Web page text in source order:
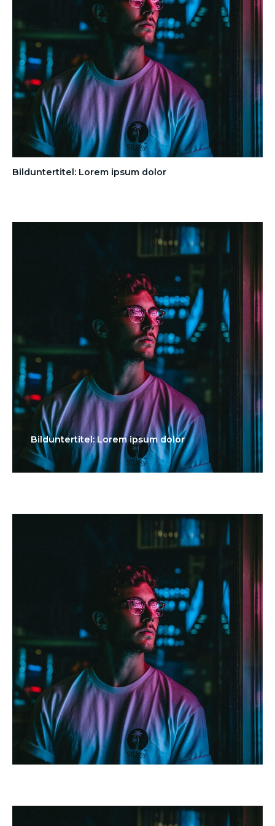
Bilduntertitel: Lorem ipsum dolor
Bilduntertitel: Lorem ipsum dolor